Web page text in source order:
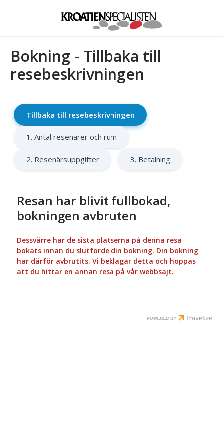
Bokning - Tillbaka till
resebeskrivningen
Tillbaka till resebeskrivningen
1. Antal resenärer och rum
2. Resenärsuppgifter 3. Betalning
Resan har blivit fullbokad,
bokningen avbruten
Dessvärre har de sista platserna på denna resa
bokats innan du slutförde din bokning. Din bokning
har därför avbrutits. Vi beklagar detta och hoppas
att du hittar en annan resa på vår webbsajt.